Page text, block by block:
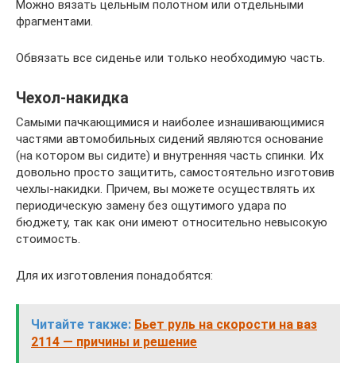
Можно вязать цельным полотном или отдельными
фрагментами.
Обвязать все сиденье или только необходимую часть.
Чехол-накидка
Самыми пачкающимися и наиболее изнашивающимися
частями автомобильных сидений являются основание
(на котором вы сидите) и внутренняя часть спинки. Их
довольно просто защитить, самостоятельно изготовив
чехлы-накидки. Причем, вы можете осуществлять их
периодическую замену без ощутимого удара по
бюджету, так как они имеют относительно невысокую
стоимость.
Для их изготовления понадобятся:
Читайте также: Бьет руль на скорости на ваз
2114 — причины и решение